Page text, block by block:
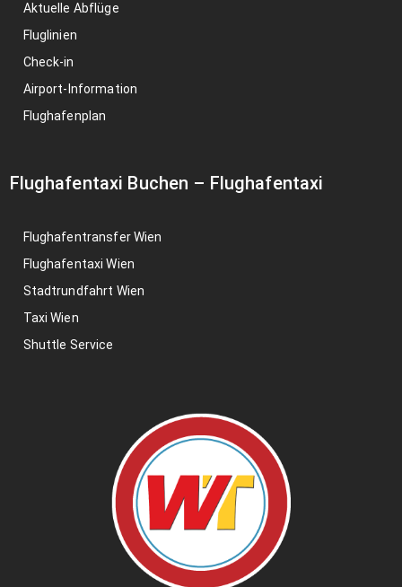
Aktuelle Abflüge
Fluglinien
Check-in
Airport-Information
Flughafenplan
Flughafentaxi Buchen – Flughafentaxi
Flughafentransfer Wien
Flughafentaxi Wien
Stadtrundfahrt Wien
Taxi Wien
Shuttle Service